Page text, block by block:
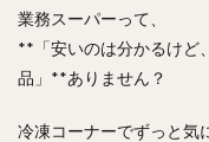
業務スーパーって、
**「安いのは分かるけど
品」**ありません？
冷凍コーナーでずっと気